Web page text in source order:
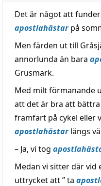
Det är något att
apostlahästarpå
Men färden ut till
annorlunda än bara
Grusmark.
Med milt förmanande
att det är bra att
framfart på cykel eller
apostlahästarlängs
– Ja, vi tog
Medan vi sitter där vid
uttrycket att ” ta